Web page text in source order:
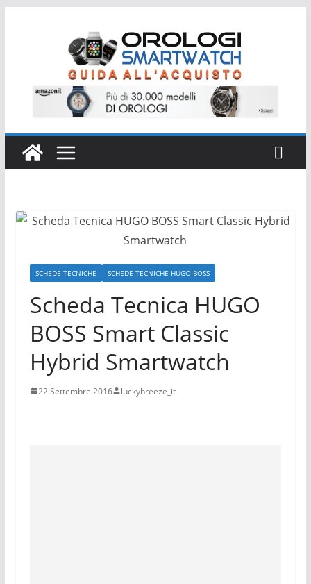
SCHEDE TECNICHE SCHEDE TECNICHE HUGO BOSS
Scheda Tecnica HUGO
BOSS Smart Classic
Hybrid Smartwatch
22 Settembre 2016 luckybreeze_it